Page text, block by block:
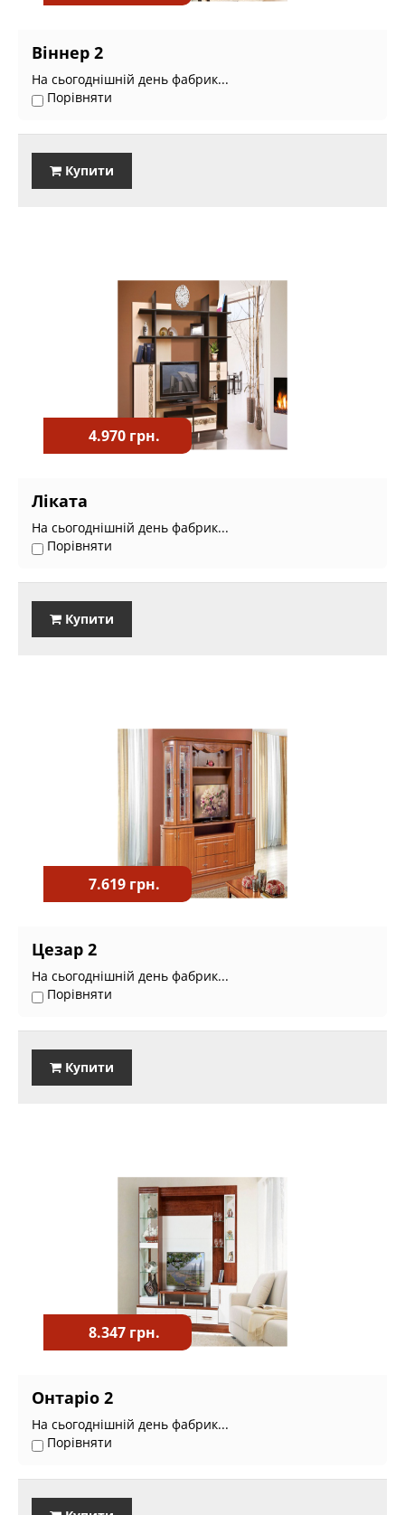
Віннер 2
На сьогоднішній день фабрик...
Порівняти
Купити
4.970 грн.
Ліката
На сьогоднішній день фабрик...
Порівняти
Купити
7.619 грн.
Цезар 2
На сьогоднішній день фабрик...
Порівняти
Купити
8.347 грн.
Онтаріо 2
На сьогоднішній день фабрик...
Порівняти